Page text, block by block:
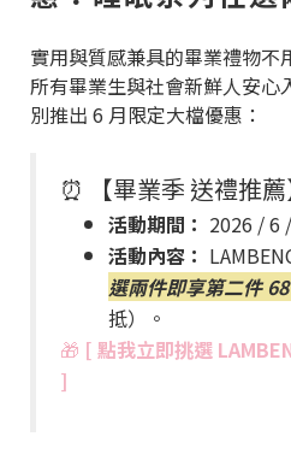
實用與質感兼具的畢業禮物不
所有畢業生與社會新鮮人安心
別推出 6 月限定大檔優惠：
⏰ 【畢業季 送禮推薦
活動期間： 2026 / 6
活動內容：
選兩件即享第二件
抵）。
🎁 [ 點我立即挑選
]